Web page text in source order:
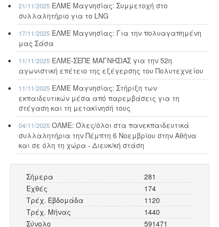
21/11/2025 ΕΛΜΕ Μαγνησίας: Συμμετοχή στο
συλλαλητήριο για το LNG
17/11/2025 ΕΛΜΕ Μαγνησίας: Για την πολυαγαπημένη
μας Σάσα
11/11/2025 ΕΛΜΕ-ΣΕΠΕ ΜΑΓΝΗΣΙΑΣ για την 52η
αγωνιστική επέτειο της εξέγερσης του Πολυτεχνείου
11/11/2025 ΕΛΜΕ Μαγνησίας: Στήριξη των
εκπαιδευτικών μέσα από παρεμβάσεις για τη
στέγαση και τη μετακίνησή τους
04/11/2025 ΟΛΜΕ: Όλες/όλοι στα πανεκπαιδευτικά
συλλαλητήρια την Πέμπτη 6 Νοεμβρίου στην Αθήνα
και σε όλη τη χώρα - Διευκ/κή στάση
Σήμερα
281
Εχθές
174
Τρέχ. Εβδομάδα
1120
Τρέχ. Μήνας
1440
Σύνολο
591471